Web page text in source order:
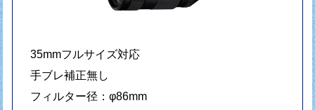
35mmフルサイズ対応
手ブレ補正無し
フィルター径：φ86mm